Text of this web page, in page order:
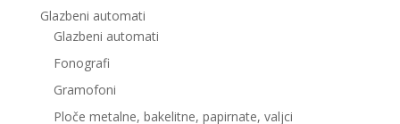
Glazbeni automati
Glazbeni automati
Fonografi
Gramofoni
Ploče metalne, bakelitne, papirnate, valjci